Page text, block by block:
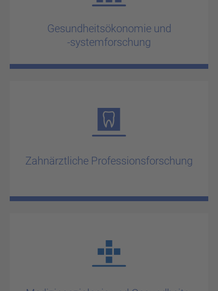
Ge­sund­heits­öko­no­mie und
-​systemforschung
Zahn­ärzt­li­che Pro­fes­si­ons­for­schung